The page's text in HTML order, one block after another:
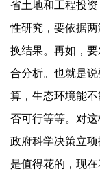
省土地和工程投
性研究，要依据
换结果。再如，
合分析。也就是
算，生态环境能
否可行等等。对
政府科学决策立
是值得花的，现